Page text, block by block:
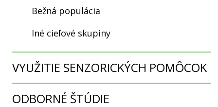
Bežná populácia
Iné cieľové skupiny
VYUŽITIE SENZORICKÝCH POMÔCOK
ODBORNÉ ŠTÚDIE